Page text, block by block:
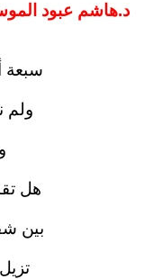
د.هاشم عبود
سبعة
ولم
هل
بين